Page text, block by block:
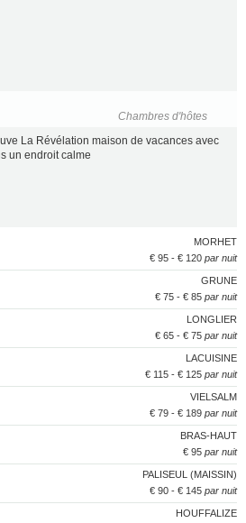
Chambres d'hôtes
La Révélation maison de vacances avec
un endroit calme
MORHET
€ 95 - € 120 par nuit
GRUNE
€ 75 - € 85 par nuit
LONGLIER
€ 65 - € 75 par nuit
LACUISINE
€ 115 - € 125 par nuit
VIELSALM
€ 79 - € 189 par nuit
BRAS-HAUT
€ 95 par nuit
PALISEUL (MAISSIN)
€ 90 - € 145 par nuit
HOUFFALIZE